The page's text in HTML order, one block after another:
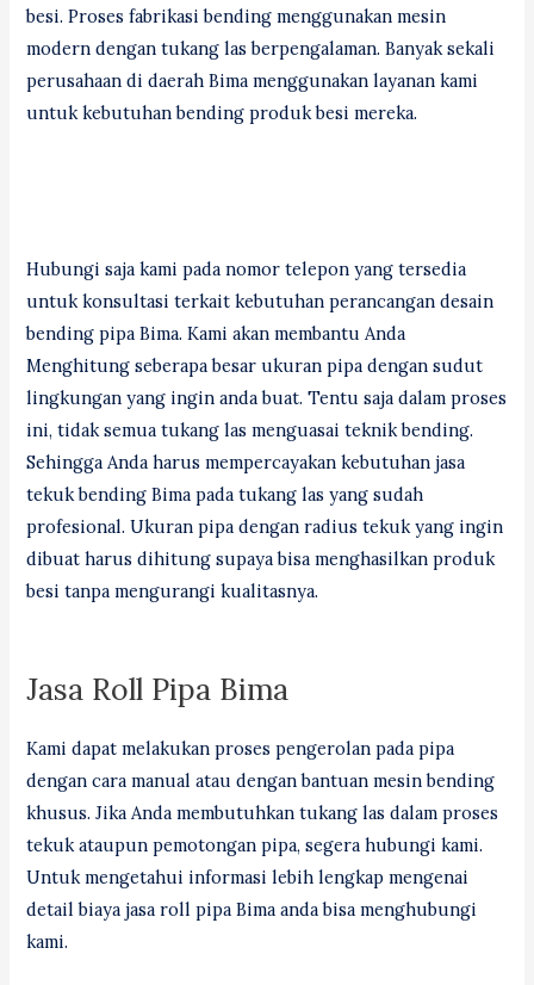
besi. Proses fabrikasi bending menggunakan mesin
modern dengan tukang las berpengalaman. Banyak sekali
perusahaan di daerah Bima menggunakan layanan kami
untuk kebutuhan bending produk besi mereka.
Hubungi saja kami pada nomor telepon yang tersedia
untuk konsultasi terkait kebutuhan perancangan desain
bending pipa Bima. Kami akan membantu Anda
Menghitung seberapa besar ukuran pipa dengan sudut
lingkungan yang ingin anda buat. Tentu saja dalam proses
ini, tidak semua tukang las menguasai teknik bending.
Sehingga Anda harus mempercayakan kebutuhan jasa
tekuk bending Bima pada tukang las yang sudah
profesional. Ukuran pipa dengan radius tekuk yang ingin
dibuat harus dihitung supaya bisa menghasilkan produk
besi tanpa mengurangi kualitasnya.
Jasa Roll Pipa Bima
Kami dapat melakukan proses pengerolan pada pipa
dengan cara manual atau dengan bantuan mesin bending
khusus. Jika Anda membutuhkan tukang las dalam proses
tekuk ataupun pemotongan pipa, segera hubungi kami.
Untuk mengetahui informasi lebih lengkap mengenai
detail biaya jasa roll pipa Bima anda bisa menghubungi
kami.